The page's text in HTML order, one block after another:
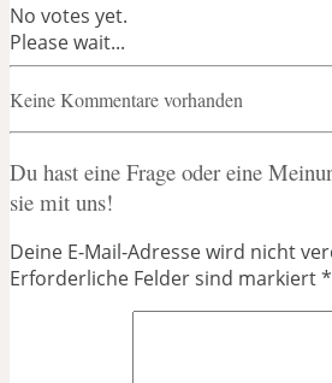
No votes yet.
Please wait...
Keine Kommentare vorhanden
Du hast eine Frage oder eine
sie mit uns!
Deine E-Mail-Adresse wird nicht
Erforderliche Felder sind markiert *